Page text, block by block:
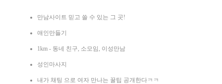
만남사이트 믿고 쓸 수 있는 그 곳!
애인만들기
1km - 동네 친구, 소모임, 이성만남
성인마사지
내가 채팅 으로 여자 만나는 꿀팁 공개한다ㅋㅋ